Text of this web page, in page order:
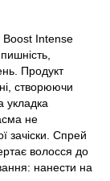
Intense
Продукт
створюючи
укладка
не
зачіски. Спрей
волосся до
нанести на